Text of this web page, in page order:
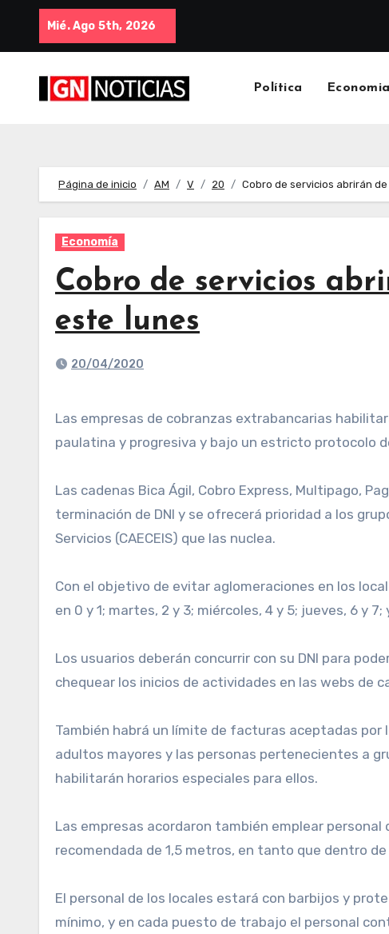
Mié. Ago 5th, 2026
Política Economia
Página de inicio AM V 20 Cobro de servicios abrirán
Economía
Cobro de servicios
este lunes
20/04/2020
Las empresas de cobranzas extrabancarias habilitarán a partir de hoy sus locales para el cobro de facturas de impuestos y servicios «en forma
paulatina y progresiva y bajo un estricto protocolo
Las cadenas Bica Ágil, Cobro Express, Multipago,
terminación de DNI y se ofrecerá prioridad a los
Servicios (CAECEIS) que las nuclea.
Con el objetivo de evitar aglomeraciones en los
en 0 y 1; martes, 2 y 3; miércoles, 4 y 5; jueves, 6 y 7;
Los usuarios deberán concurrir con su DNI para
chequear los inicios de actividades en las webs de
También habrá un límite de facturas aceptadas
adultos mayores y las personas pertenecientes a
habilitarán horarios especiales para ellos.
Las empresas acordaron también emplear
recomendada de 1,5 metros, en tanto que dentro
El personal de los locales estará con barbijos y
mínimo, y en cada puesto de trabajo el personal